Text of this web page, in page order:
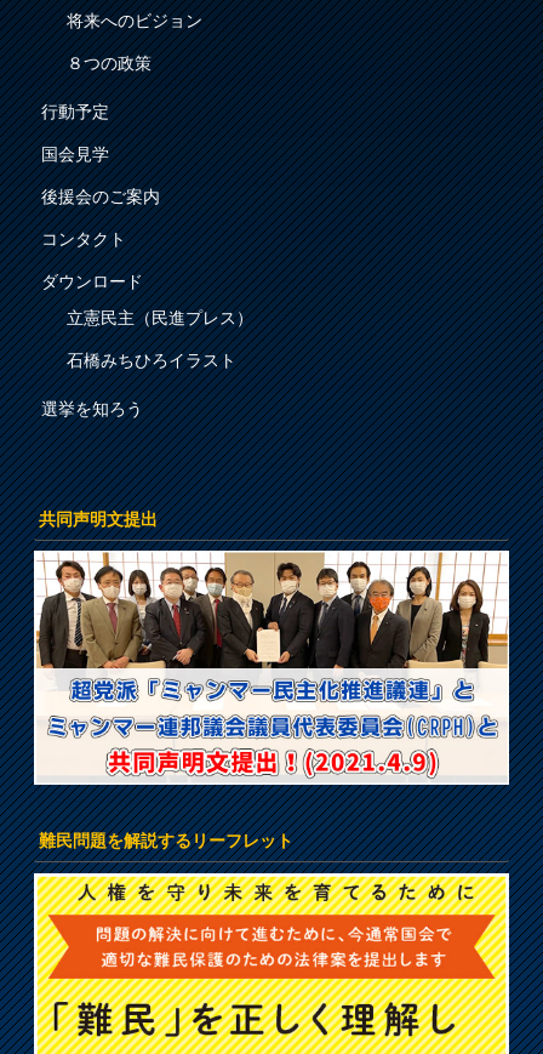
将来へのビジョン
８つの政策
行動予定
国会見学
後援会のご案内
コンタクト
ダウンロード
立憲民主（民進プレス）
石橋みちひろイラスト
選挙を知ろう
共同声明文提出
難民問題を解説するリーフレット